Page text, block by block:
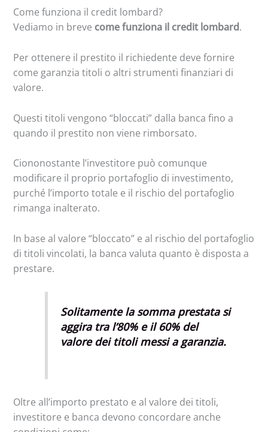
Come funziona il credit lombard?
Vediamo in breve come funziona il credit lombard.
Per ottenere il prestito il richiedente deve fornire
come garanzia titoli o altri strumenti finanziari di
valore.
Questi titoli vengono “bloccati” dalla banca fino a
quando il prestito non viene rimborsato.
Ciononostante l’investitore può comunque
modificare il proprio portafoglio di investimento,
purché l’importo totale e il rischio del portafoglio
rimanga inalterato.
In base al valore “bloccato” e al rischio del portafoglio
di titoli vincolati, la banca valuta quanto è disposta a
prestare.
Solitamente la somma prestata si
aggira tra l’80% e il 60% del
valore dei titoli messi a garanzia.
Oltre all’importo prestato e al valore dei titoli,
investitore e banca devono concordare anche